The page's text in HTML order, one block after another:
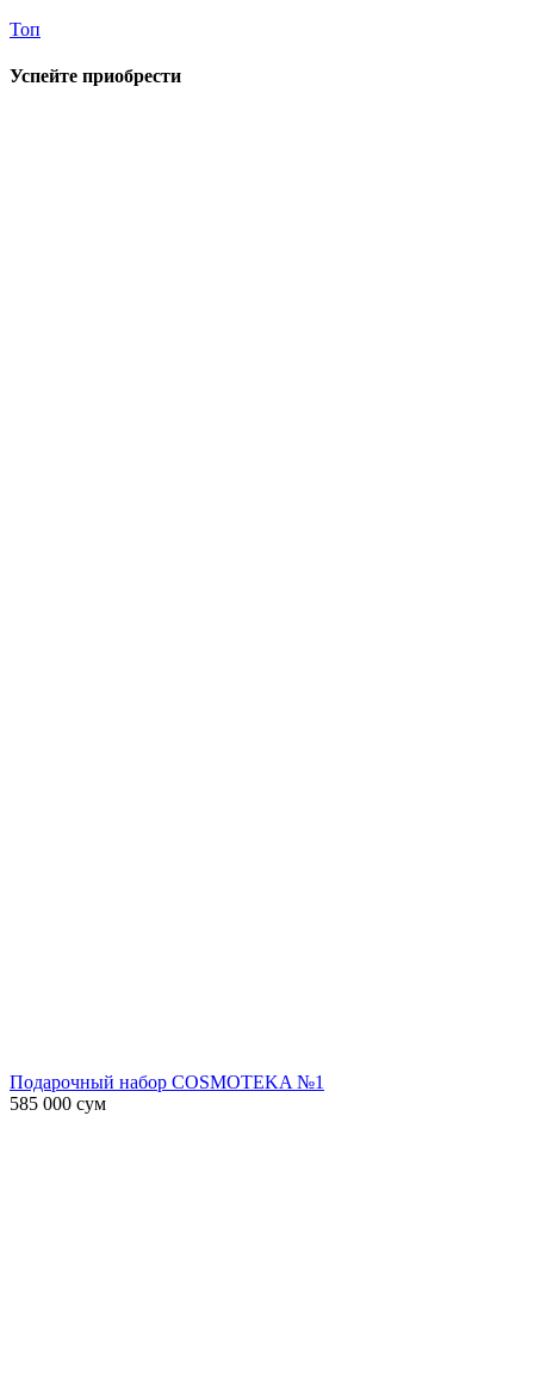
Топ
Успейте приобрести
Подарочный набор COSMOTEKA №1
585 000 сум